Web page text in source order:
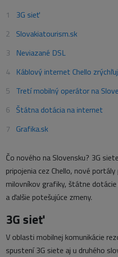
3G sieť
Slovakiatourism.sk
Neviazané DSL
Káblový internet Chello
Tretí mobilný operátor na
Štátna dotácia na internet
Grafika.sk
Čo nového na Slovensku? 3G
pripojenia cez Chello, nové
milovníkov grafiky, štátne
a ďalšie potešujúce zmeny.
3G sieť
V oblasti mobilnej komunikácie
spustení 3G siete aj u druhého